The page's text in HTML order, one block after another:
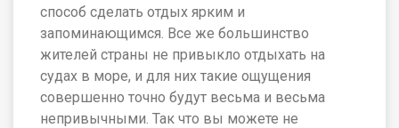
способ сделать отдых ярким и
запоминающимся. Все же большинство
жителей страны не привыкло отдыхать на
судах в море, и для них такие ощущения
совершенно точно будут весьма и весьма
непривычными. Так что вы можете не